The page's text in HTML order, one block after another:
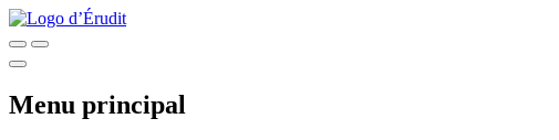
Menu principal